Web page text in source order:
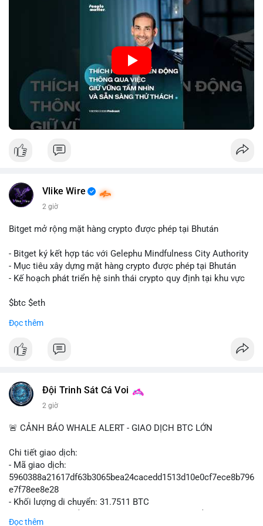
Thay vì phản ứng cảm xúc với những dao động ngắn hạn, các
nhà đầu tư thành công thường tập trung vào nguyên tắc cơ
bản, phân배 tài sản hợp lý và kiên持 theo kế hoạch đã định.
Điều này không chỉ giúp giảm rủi ro mà còn tạo điều kiện để
tận dụng cơ hội khi thị trường phục hồi.
🎥 Xem video trực tiếp tại:
Nguồn: VIETSUCCESS
Vlike Wire
2 giờ
Bitget mở rộng mặt hàng crypto được phép tại Bhután
- Bitget ký kết hợp tác với Gelephu Mindfulness City Authority
- Mục tiêu xây dựng mặt hàng crypto được phép tại Bhután
- Kế hoạch phát triển hệ sinh thái crypto quy định tại khu vực
$btc $eth
#vlikevn
📰 Nguồn: Cointelegraph
Đọc thêm
Đội Trinh Sát Cá Voi
2 giờ
🚨 CẢNH BÁO WHALE ALERT - GIAO DỊCH BTC LỚN
Chi tiết giao dịch:
- Mã giao dịch:
5960388a21617df63b3065bea24cacedd1513d10e0cf7ece8b796
e7f78ee8e28
- Khối lượng di chuyển: 31.7511 BTC
Đọc thêm